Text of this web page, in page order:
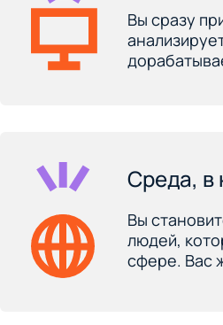
Вы сразу
Среда, в
Вы
людей,
сфере. Вас